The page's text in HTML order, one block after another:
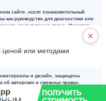
сайте, носят ознакомительный
как руководство для диагностики или
консультацию врача. Имеются
Copyright © 2006-2026
и дизайн, защищены
об авторских и смежных правах.
изложение текста, размещенного на
×
ценой или методами